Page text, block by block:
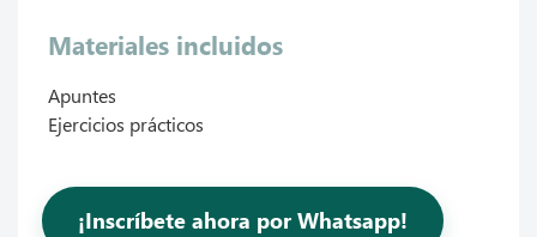
Materiales incluidos
Apuntes
Ejercicios prácticos
¡Inscríbete ahora por Whatsapp!